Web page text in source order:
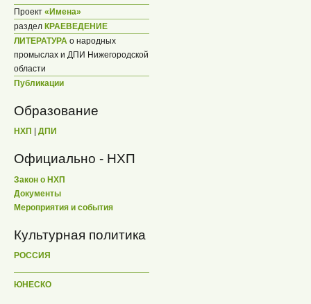
Проект «Имена»
раздел КРАЕВЕДЕНИЕ
ЛИТЕРАТУРА о народных
промыслах и ДПИ Нижегородской
области
Публикации
Образование
НХП ДПИ
Официально - НХП
Закон о НХП
Документы
Мероприятия и события
Культурная политика
РОССИЯ
ЮНЕСКО